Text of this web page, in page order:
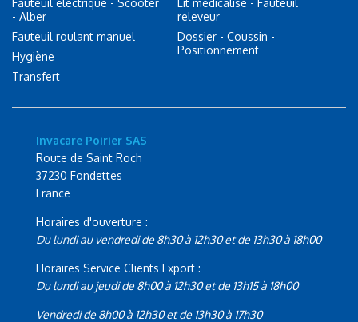
Fauteuil électrique - Scooter
- Alber
Fauteuil roulant manuel
Hygiène
Transfert
Lit médicalisé - Fauteuil
releveur
Dossier - Coussin -
Positionnement
Invacare Poirier SAS
Route de Saint Roch
37230 Fondettes
France
Horaires d'ouverture :
Du lundi au vendredi de 8h30 à 12h30 et de 13h30 à 18h00
Horaires Service Clients Export :
Du lundi au jeudi de 8h00 à 12h30 et de 13h15 à 18h00
Vendredi de 8h00 à 12h30 et de 13h30 à 17h30